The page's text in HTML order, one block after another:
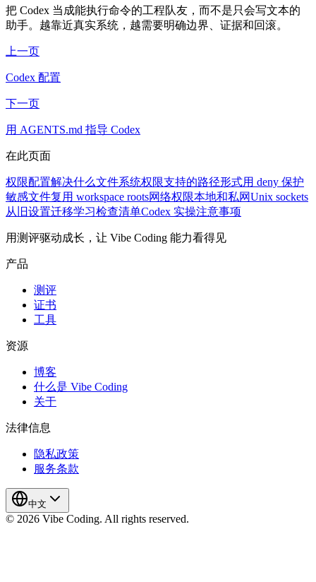
把 Codex 当成能执行命令的工程队友，而不是只会写文本的
助手。越靠近真实系统，越需要明确边界、证据和回滚。
上一页
Codex 配置
下一页
用 AGENTS.md 指导 Codex
在此页面
权限配置解决什么文件系统权限支持的路径形式用 deny 保护
敏感文件复用 workspace roots网络权限本地和私网Unix sockets
从旧设置迁移学习检查清单Codex 实操注意事项
用测评驱动成长，让 Vibe Coding 能力看得见
产品
测评
证书
工具
资源
博客
什么是 Vibe Coding
关于
法律信息
隐私政策
服务条款
中文
© 2026 Vibe Coding. All rights reserved.